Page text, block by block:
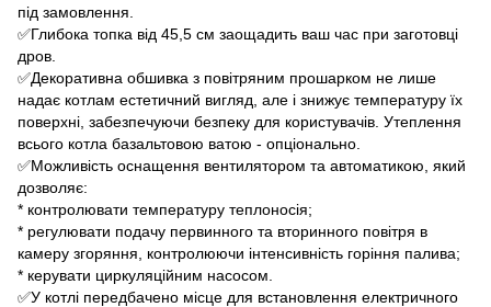
під замовлення.
✅Глибока топка від 45,5 см заощадить ваш час при заготовці
дров.
✅Декоративна обшивка з повітряним прошарком не лише
надає котлам естетичний вигляд, але і знижує температуру їх
поверхні, забезпечуючи безпеку для користувачів. Утеплення
всього котла базальтовою ватою - опціонально.
✅Можливість оснащення вентилятором та автоматикою, який
дозволяє:
* контролювати температуру теплоносія;
* регулювати подачу первинного та вторинного повітря в
камеру згоряння, контролюючи інтенсивність горіння палива;
* керувати циркуляційним насосом.
✅У котлі передбачено місце для встановлення електричного